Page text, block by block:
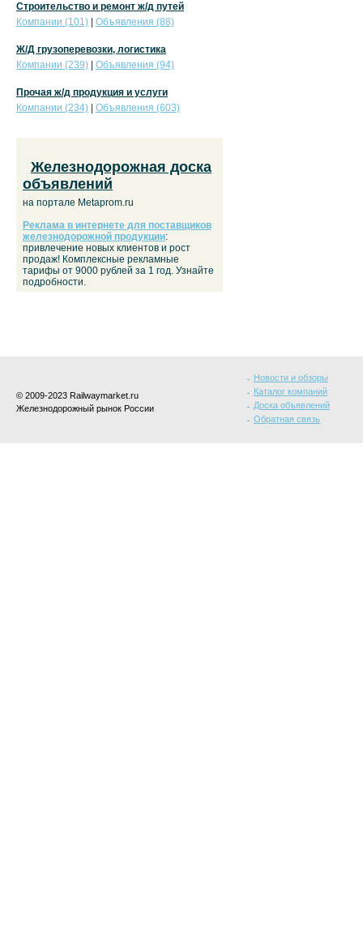
Строительство и ремонт ж/д путей
Компании (101)
Объявления (88)
Ж/Д грузоперевозки, логистика
Компании (239)
Объявления (94)
Прочая ж/д продукция и услуги
Компании (234)
Объявления (603)
Железнодорожная доска
объявлений
на портале Metaprom.ru
Реклама в интернете для поставщиков
железнодорожной продукции:
привлечение новых клиентов и рост
продаж! Комплексные рекламные
тарифы от 9000 рублей за 1 год. Узнайте
подробности.
© 2009-2023 Railwaymarket.ru
Железнодорожный рынок России
Новости и обзоры
Каталог компаний
Доска объявлений
Обратная связь